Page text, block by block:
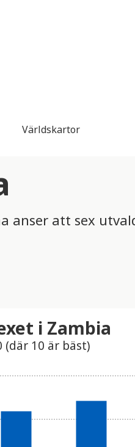
Världskartor
anser att sex
i Zambia
(där 10 är bäst)